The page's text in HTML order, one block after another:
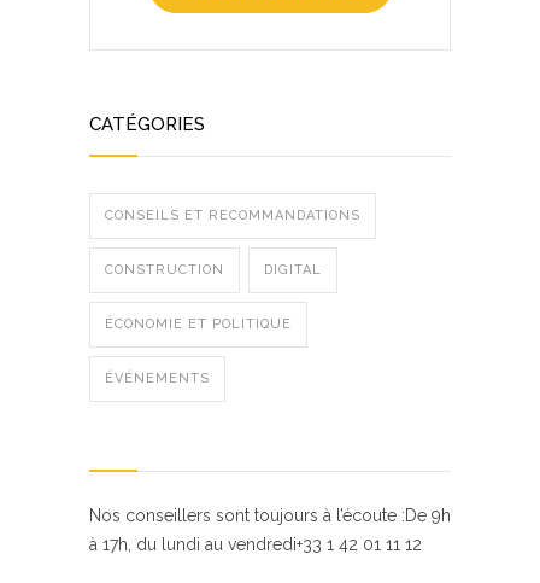
CATÉGORIES
CONSEILS ET RECOMMANDATIONS
CONSTRUCTION DIGITAL
ÉCONOMIE ET POLITIQUE
ÉVÉNEMENTS
Nos conseillers sont toujours à l’écoute :De 9h
à 17h, du lundi au vendredi+33 1 42 01 11 12